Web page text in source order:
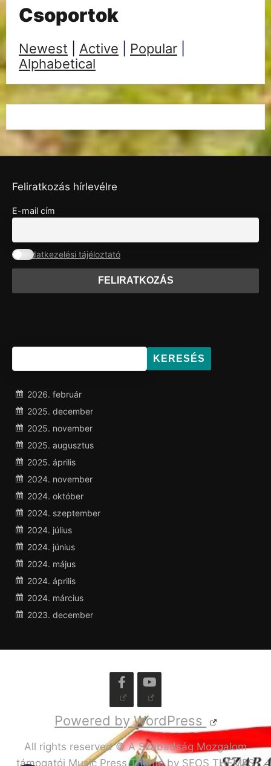
Csoportok
Newest Active Popular
Alphabetical
Feliratkozás hírlevélre
E-mail cím
Adatkezelési tájéloztató
KERESÉS
2026. február
2025. december
2025. november
2025. augusztus
2025. április
2024. november
2024. október
2024. szeptember
2024. július
2024. június
2024. május
2024. április
2024. március
2023. december
Powered by WordPress
All rights reserved © A Szabadság Mozgalom
támogatói Music Press Theme by SEOS THEMES